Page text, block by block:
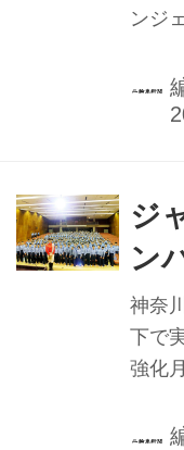
ンジ
け──
によ
ジ
ン
さ
／
神奈
下で
強化
協会